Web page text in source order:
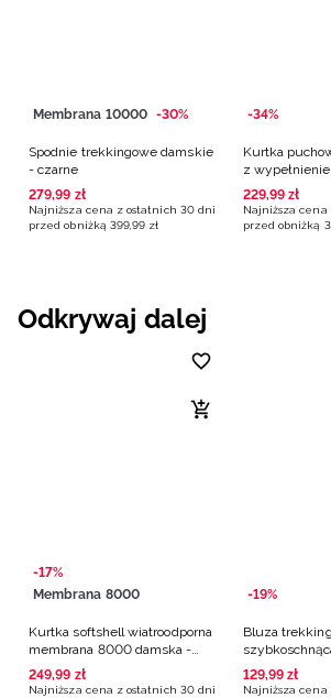
Membrana 10000 -30%
Spodnie trekkingowe damskie
- czarne
279,99 zł
Najniższa cena z ostatnich 30 dni
przed obniżką 399,99 zł
-34%
Kurtka
z
syntetycznym
granatowa
229,99 zł
Najniższa
przed obniżką
Odkrywaj dalej
-17%
Membrana 8000
Kurtka softshell wiatroodporna
membrana 8000 damska -
niebieska
249,99 zł
Najniższa cena z ostatnich 30 dni
-19%
Bluza
różowa
129,99 zł
Najniższa